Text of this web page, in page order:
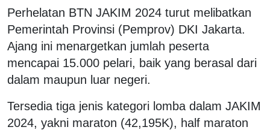
Perhelatan BTN JAKIM 2024 turut melibatkan
Pemerintah Provinsi (Pemprov) DKI Jakarta.
Ajang ini menargetkan jumlah peserta
mencapai 15.000 pelari, baik yang berasal dari
dalam maupun luar negeri.
Tersedia tiga jenis kategori lomba dalam JAKIM
2024, yakni maraton (42,195K), half maraton